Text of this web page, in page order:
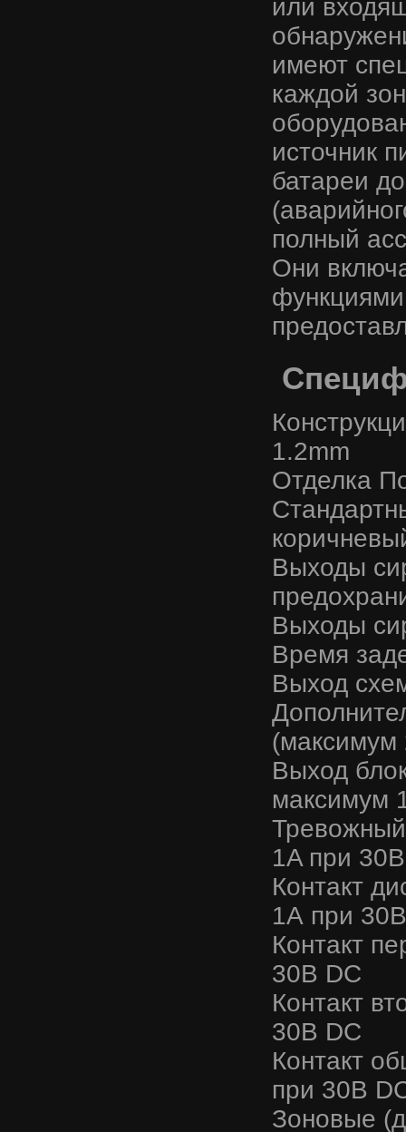
или
имеют
каждой
источник
батареи
полный
Они
1.2mm
Отделка
Выходы
Выходы
Время
Выход
Выход
максимум
1A при
Контакт
1А при
Контакт
30В DC
Контакт
30В DC
Контакт
при 30В
Зоновые